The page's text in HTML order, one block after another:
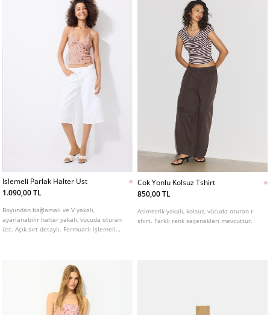
Islemeli Parlak Halter Ust
1.090,00 TL
Boyundan bağlamalı ve V yakalı,
ayarlanabilir halter yakalı, vücuda oturan
üst. Açık sırt detaylı. Fermuarlı işlemeli
Cok Yonlu Kolsuz Tshirt
850,00 TL
Asimetrik yakalı, kolsuz, vücuda oturan t-
shirt. Farklı renk seçenekleri mevcuttur.